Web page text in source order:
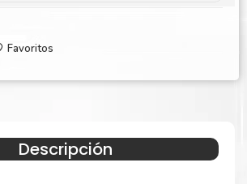
Favoritos
Descripción